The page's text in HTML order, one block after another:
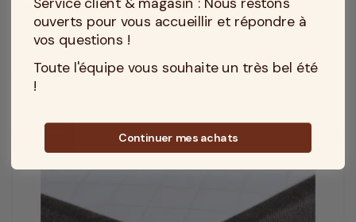
Vendu avec pieds : Avec pieds
Prix
349 € Découvrir
ouverts pour vous accueillir et répondre à
vos questions !
Toute l'équipe vous souhaite un très bel été
!
Continuer mes achats